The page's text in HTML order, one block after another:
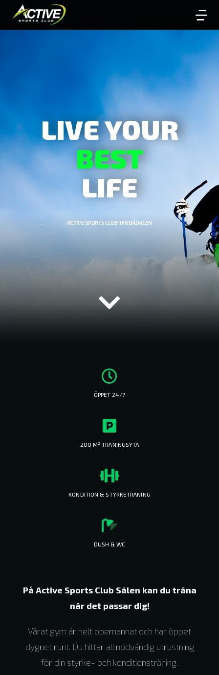
LIVE YOUR
BEST
LIFE
ACTIVE SPORTS CLUB TANDÅDALEN
ÖPPET 24/7
200 M² TRÄNINGSYTA
KONDITION & STYRKETRÄNING
DUSH & WC
På Active Sports Club Sälen kan du träna
när det passar dig!
Vårat gym är helt obemannat och har öppet
dygnet runt. Du hittar all nödvändig utrustning
för din styrke- och konditionsträning.